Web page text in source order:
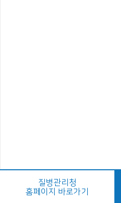
질병관리청
홈페이지 바로가기